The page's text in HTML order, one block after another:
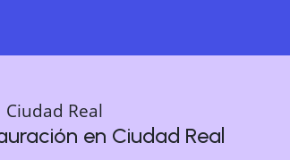
Ciudad Real
en Ciudad Real